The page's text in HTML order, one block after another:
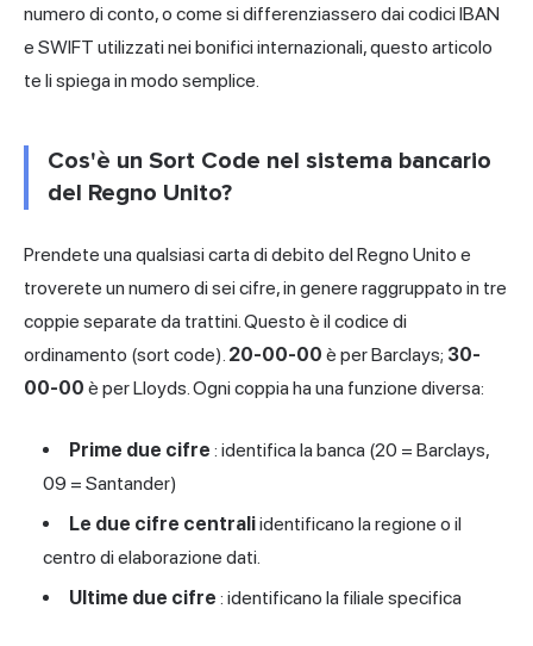
numero di conto, o come si differenziassero dai codici IBAN
e SWIFT utilizzati nei bonifici internazionali, questo articolo
te li spiega in modo semplice.
Cos'è un Sort Code nel sistema bancario
del Regno Unito?
Prendete una qualsiasi carta di debito del Regno Unito e
troverete un numero di sei cifre, in genere raggruppato in tre
coppie separate da trattini. Questo è il codice di
ordinamento (sort code). 20-00-00 è per Barclays; 30-
00-00 è per Lloyds. Ogni coppia ha una funzione diversa:
Prime due cifre : identifica la banca (20 = Barclays,
09 = Santander)
Le due cifre centraliidentificano la regione o il
centro di elaborazione dati.
Ultime due cifre : identificano la filiale specifica